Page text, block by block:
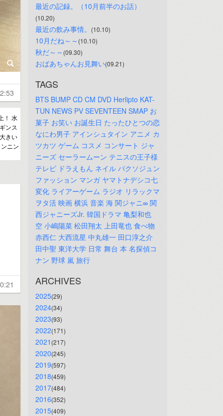
！ 水
ンス
きい
ニン
最近の記録。（10月前半のお話）
(10.20)
最近の飲み事情。 (10.10)
10月だね～～ (10.10)
秋だ～～ (09.30)
おばあちゃんお見舞い(09.21)
TAGS
BTS BUMP CD CM DVD Herlipto KAT-
TUN NEWS PV SEVENTEEN SMAP お
菓子 お笑い お誕生日 たったひとつの恋
なにわ男子 アインシュタイン アニメ カ
ツカツ ゲーム コスメ コンサート ジャ
ニーズ セーラームーン テニスの王子様
テレビ ドラえもん ネイル パクソジュン
ファッション マンガ ヤマトナデシコ七
変化 ライアーゲーム ラジオ リラックマ
ヲタ活 映画 横浜 音楽 海 関ジャニ∞ 関
西ジャニーズJr. 韓国ドラマ 亀梨和也
空 小嶋陽菜 松田翔太 上田竜也 食べ物
赤西仁 大西流星 中丸雄一 田口淳之介
田中聖 東洋大学 日常 舞台 本 名探偵コ
ナン 野球 嵐 旅行
ARCHIVES
2025(29)
2024(34)
2023(93)
2022(171)
2021 (217)
2020(245)
2019(597)
2018(459)
2017(484)
2016(352)
2015(409)